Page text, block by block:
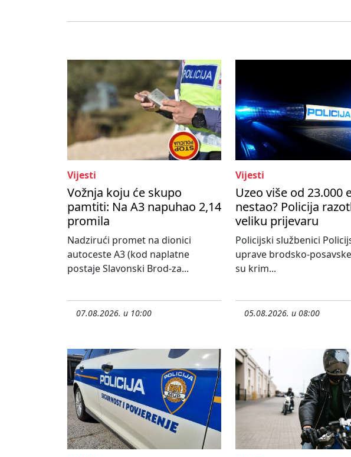
Vijesti
Vožnja koju će skupo
pamtiti: Na A3 napuhao 2,14
promila
Nadzirući promet na dionici
autoceste A3 (kod naplatne
postaje Slavonski Brod-za...
07.08.2026. u 10:00
Vijesti
Uzeo više od 23.000
nestao? Policija
veliku prijevaru
Policijski službenici
uprave brodsko-
su krim...
05.08.2026. u 08:00